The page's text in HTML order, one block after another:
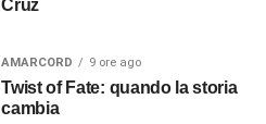
Cruz
AMARCORD 9 ore ago
Twist of Fate: quando la storia
cambia